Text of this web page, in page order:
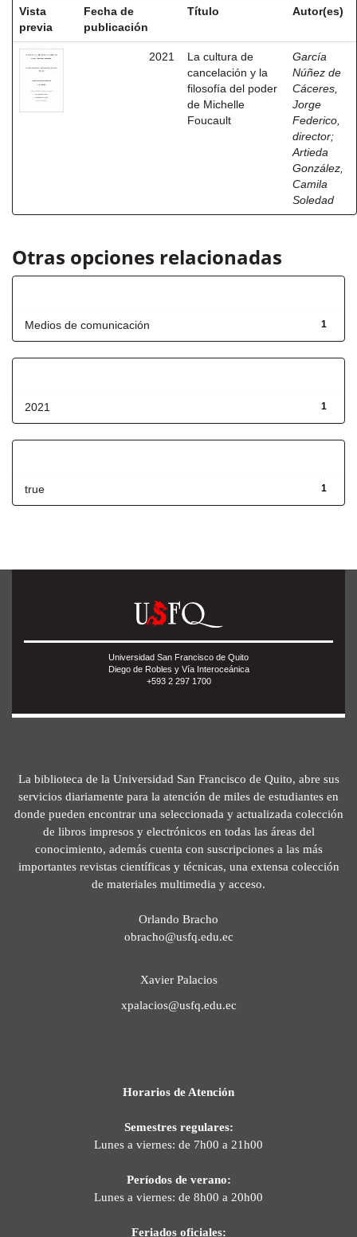
Vista
previa
Fecha de
publicación
Título Autor(es)
2021
La cultura de
cancelación y la
filosofía del poder
de Michelle
Foucault
García
Núñez de
Cáceres,
Jorge
Federico,
director;
Artieda
González,
Camila
Soledad
Otras opciones relacionadas
1
Medios de comunicación
1
2021
1
true
Universidad San Francisco de Quito
Diego de Robles y Vía Interoceánica
+593 2 297 1700
La biblioteca de la Universidad San Francisco de Quito, abre sus
servicios diariamente para la atención de miles de estudiantes en
donde pueden encontrar una seleccionada y actualizada colección
de libros impresos y electrónicos en todas las áreas del
conocimiento, además cuenta con suscripciones a las más
importantes revistas científicas y técnicas, una extensa colección
de materiales multimedia y acceso.
Orlando Bracho
obracho@usfq.edu.ec
Xavier Palacios
xpalacios@usfq.edu.ec
Horarios de Atención
Semestres regulares:
Lunes a viernes: de 7h00 a 21h00
Períodos de verano:
Lunes a viernes: de 8h00 a 20h00
Feriados oficiales: